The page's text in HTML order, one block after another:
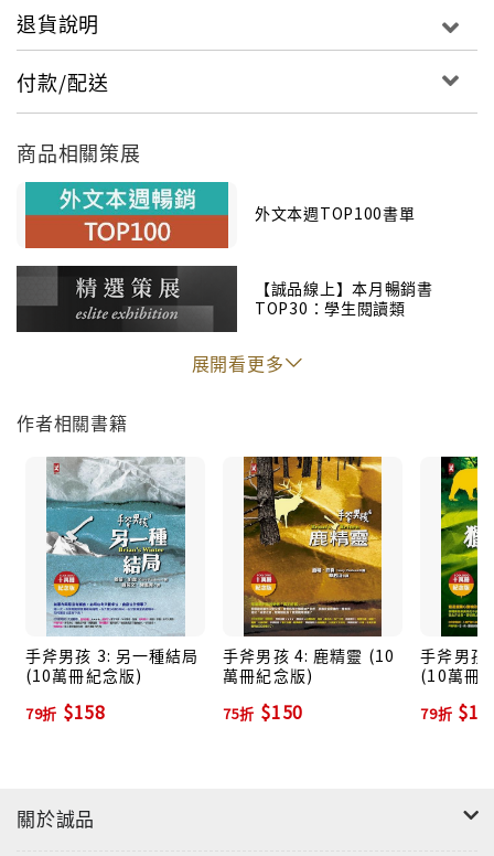
前，媽媽送的一支小斧頭，用獵得的大麋鹿為自己
縫製禦寒的皮靴和皮衣，也學會如何掩藏烏龜蛋，
防範其他野獸搶食。 54天的荒野奮鬥求生，讓城
市少年布萊恩歷經一趟澈底的身心洗禮。
"
退貨說明
付款/配送
商品相關策展
外文本週TOP100書單
【誠品線上】本月暢銷書
TOP30：學生閱讀類
展開看更多
作者相關書籍
手斧男孩 3: 另一種結局
(10萬冊紀念版)
79折 $158
手斧男孩 4: 鹿精靈 (10
萬冊紀念版)
75折 $150
手斧男孩
(10萬冊
79折
關於誠品